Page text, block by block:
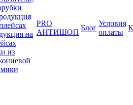
на
из
PRO
АНТИШОП
Блог
Условия
оплаты